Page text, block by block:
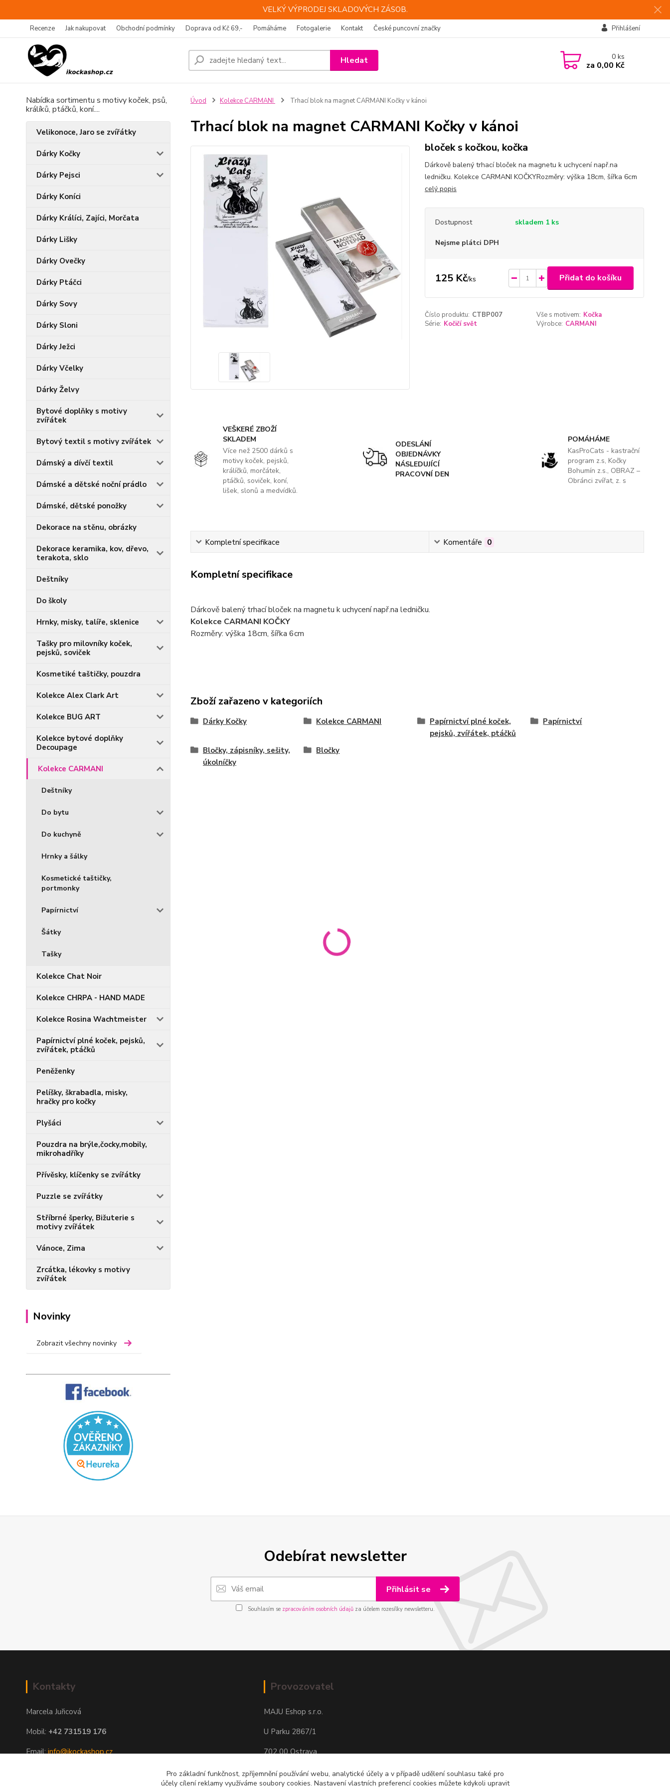
VELKÝ VÝPRODEJ SKLADOVÝCH ZÁSOB.
Recenze Jak nakupovat Obchodní podmínky Doprava od Kč 69,- Pomáháme Fotogalerie Kontakt České puncovní značky Přihlášení
Hledat 0ks
za 0,00 Kč
Nabídka sortimentu s motivy koček, psů,
králíků, ptáčků, koní....
Velikonoce, Jaro se zvířátky
Dárky Kočky
Dárky Pejsci
Dárky Koníci
Dárky Králíci, Zajíci, Morčata
Dárky Lišky
Dárky Ovečky
Dárky Ptáčci
Dárky Sovy
Dárky Sloni
Dárky Ježci
Dárky Včelky
Dárky Želvy
Bytové doplňky s motivy
zvířátek
Bytový textil s motivy zvířátek
Dámský a dívčí textil
Dámské a dětské noční prádlo
Dámské, dětské ponožky
Dekorace na stěnu, obrázky
Dekorace keramika, kov, dřevo,
terakota, sklo
Deštníky
Do školy
Hrnky, misky, talíře, sklenice
Tašky pro milovníky koček,
pejsků, soviček
Kosmetiké taštičky, pouzdra
Kolekce Alex Clark Art
Kolekce BUG ART
Kolekce bytové doplňky
Decoupage
Kolekce CARMANI
Deštníky
Do bytu
Do kuchyně
Hrnky a šálky
Kosmetické taštičky,
portmonky
Papírnictví
Šátky
Tašky
Kolekce Chat Noir
Kolekce CHRPA - HAND MADE
Kolekce Rosina Wachtmeister
Papírnictví plné koček, pejsků,
zvířátek, ptáčků
Peněženky
Pelíšky, škrabadla, misky,
hračky pro kočky
Plyšáci
Pouzdra na brýle,čocky,mobily,
mikrohadříky
Přívěsky, klíčenky se zvířátky
Puzzle se zvířátky
Stříbrné šperky, Bižuterie s
motivy zvířátek
Vánoce, Zima
Zrcátka, lékovky s motivy
zvířátek
Novinky
Zobrazit všechny novinky
Úvod Kolekce CARMANI Trhací blok na magnet CARMANI Kočky v kánoi
Trhací blok na magnet CARMANI Kočky v kánoi
bloček s kočkou, kočka
Dárkově balený trhací bloček na magnetu k uchycení např.na
ledničku. Kolekce CARMANI KOČKYRozměry: výška 18cm, šířka 6cm
celý popis
Dostupnost skladem 1 ks
Nejsme plátci DPH
125 Kč/ks Přidat do košíku
Číslo produktu: CTBP007 Vše s motivem: Kočka
Série: Kočičí svět Výrobce: CARMANI
VEŠKERÉ ZBOŽÍ
SKLADEM
Více než 2500 dárků s
motivy koček, pejsků,
králíčků, morčátek,
ptáčků, soviček, koní,
lišek, slonů a medvídků.
ODESLÁNÍ
OBJEDNÁVKY
NÁSLEDUJÍCÍ
PRACOVNÍ DEN
POMÁHÁME
KasProCats - kastrační
program z.s, Kočky
Bohumín z.s., OBRAZ –
Obránci zvířat, z. s
Kompletní specifikace Komentáře 0
Kompletní specifikace
Dárkově balený trhací bloček na magnetu k uchycení např.na ledničku.
Kolekce CARMANI KOČKY
Rozměry: výška 18cm, šířka 6cm
Zboží zařazeno v kategoriích
Dárky Kočky Kolekce CARMANI
Papírnictví plné koček,
pejsků, zvířátek, ptáčků
Papírnictví
Bločky, zápisníky, sešity,
úkolníčky
Bločky
Odebírat newsletter
Přihlásit se
Souhlasím se zpracováním osobních údajůza účelem rozesílky newsletteru.
Kontakty
Marcela Juřicová
Mobil: +42 731519 176
Email:info@ikockashop.cz
Provozovatel
MAJU Eshop s.r.o.
U Parku 2867/1
702 00 Ostrava
IČ: 09674799
Pro základní funkčnost, zpříjemnění používání webu, analytické účely a v případě udělení souhlasu také pro
účely cílení reklamy využíváme soubory cookies. Nastavení vlastních preferencí cookies můžete kdykoli upravit